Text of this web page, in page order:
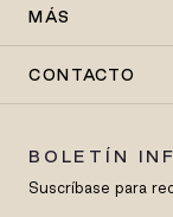
MÁS
CONTACTO
BOLETÍN
Suscríbase para